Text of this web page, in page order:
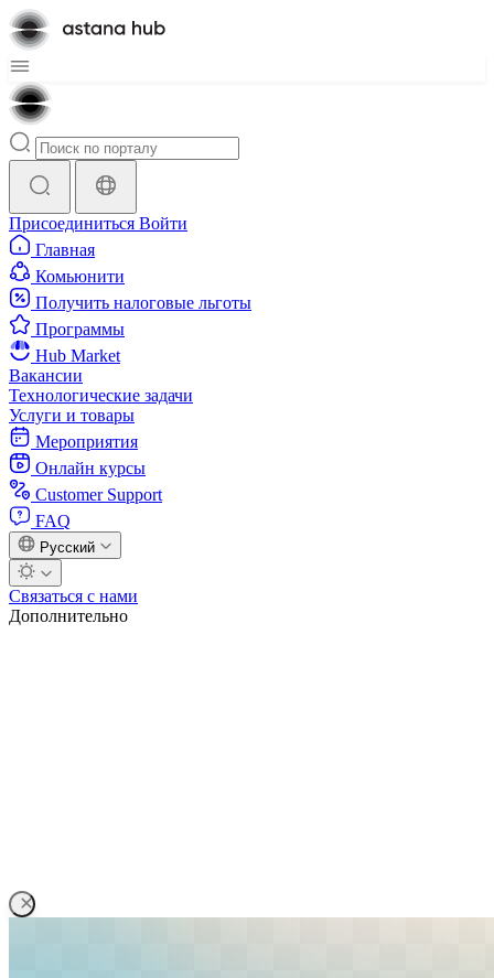
Присоединиться Войти
Главная
Комьюнити
Получить налоговые льготы
Программы
Hub Market
Вакансии
Технологические задачи
Услуги и товары
Мероприятия
Онлайн курсы
Customer Support
FAQ
Русский
Связаться с нами
Дополнительно